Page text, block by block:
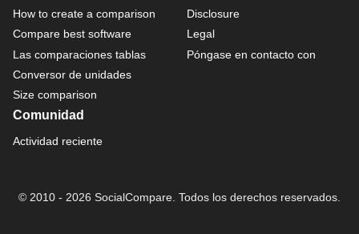
How to create a comparison
Compare best software
Las comparaciones tablas
Conversor de unidades
Size comparison
Disclosure
Legal
Póngase en contacto con
Comunidad
Actividad reciente
© 2010 - 2026 SocialCompare. Todos los derechos reservados.